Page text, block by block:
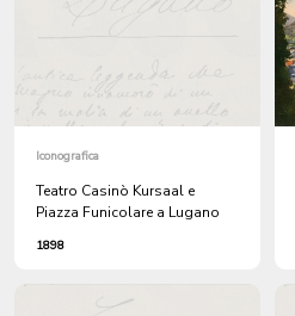
Iconografica
Teatro Casinò Kursaal e
Piazza Funicolare a Lugano
1898